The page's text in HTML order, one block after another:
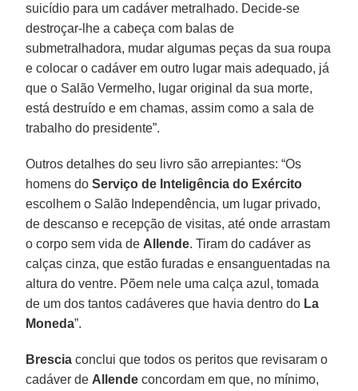
suicídio para um cadáver metralhado. Decide-se
destroçar-lhe a cabeça com balas de
submetralhadora, mudar algumas peças da sua roupa
e colocar o cadáver em outro lugar mais adequado, já
que o Salão Vermelho, lugar original da sua morte,
está destruído e em chamas, assim como a sala de
trabalho do presidente”.
Outros detalhes do seu livro são arrepiantes: “Os
homens doServiço de Inteligência do Exército
escolhem o Salão Independência, um lugar privado,
de descanso e recepção de visitas, até onde arrastam
o corpo sem vida de Allende. Tiram do cadáver as
calças cinza, que estão furadas e ensanguentadas na
altura do ventre. Põem nele uma calça azul, tomada
de um dos tantos cadáveres que havia dentro do La
Moneda”.
Brescia conclui que todos os peritos que revisaram o
cadáver de Allende concordam em que, no mínimo,